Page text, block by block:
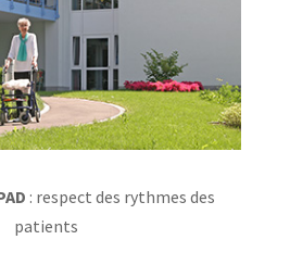
: respect des rythmes des
patients